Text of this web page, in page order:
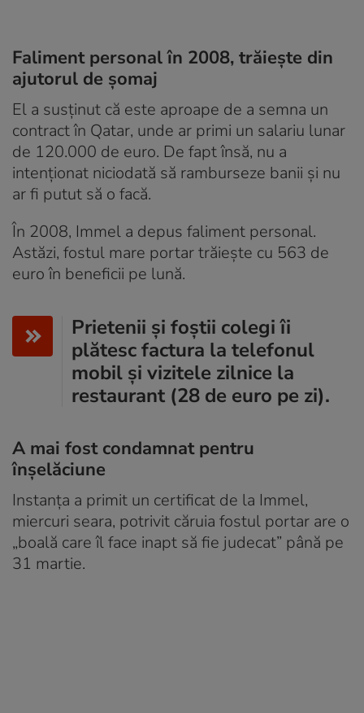
Faliment personal în 2008, trăiește din
ajutorul de șomaj
El a susținut că este aproape de a semna un
contract în Qatar, unde ar primi un salariu lunar
de 120.000 de euro. De fapt însă, nu a
intenționat niciodată să ramburseze banii și nu
ar fi putut să o facă.
În 2008, Immel a depus faliment personal.
Astăzi, fostul mare portar trăiește cu 563 de
euro în beneficii pe lună.
Prietenii și foștii colegi îi
plătesc factura la telefonul
mobil și vizitele zilnice la
restaurant (28 de euro pe zi).
A mai fost condamnat pentru
înșelăciune
Instanța a primit un certificat de la Immel,
miercuri seara, potrivit căruia fostul portar are o
„boală care îl face inapt să fie judecat” până pe
31 martie.